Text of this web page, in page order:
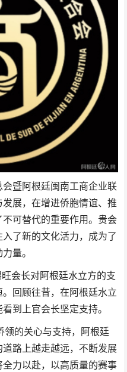
暨阿根廷闽南工商企业联
展，在增进侨胞情谊、推
可替代的重要作用。贵会
了新的文化活力，成为了
量。
会长对阿根廷水立方的支
回顾往昔，在阿根廷水立
到上官会长坚定支持。
的关心与支持，阿根廷
路上越走越远，不断发展
力以赴，以高质量的赛事